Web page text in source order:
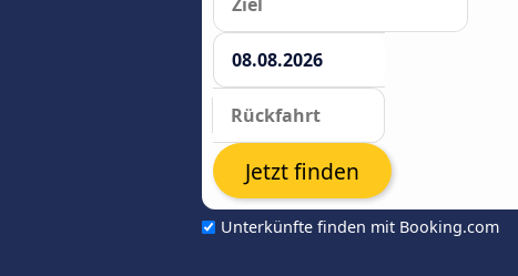
Unterkünfte finden mit Booking.com
Jetzt finden